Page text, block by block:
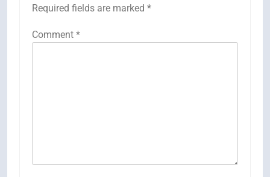
Required fields are marked *
Comment *